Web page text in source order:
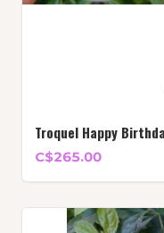
Troquel Happy
C$265.00